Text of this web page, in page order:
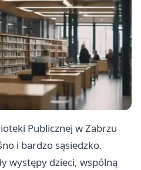
Publicznej w Zabrzu
i bardzo sąsiedzko.
występy dzieci, wspólną